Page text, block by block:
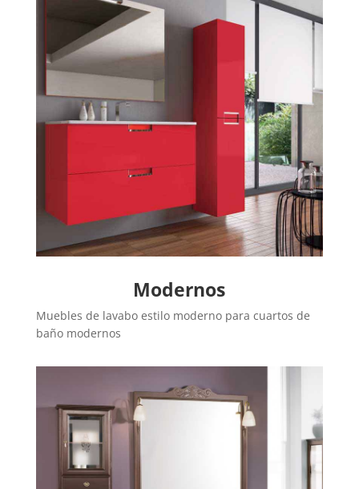
Modernos
Muebles de lavabo estilo moderno para cuartos de
baño modernos